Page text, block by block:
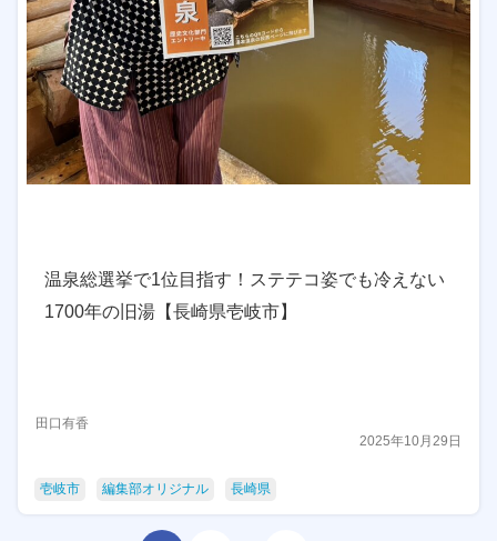
温泉総選挙で1位目指す！ステテコ姿でも冷えない
1700年の旧湯【長崎県壱岐市】
田口有香
2025年10月29日
壱岐市 編集部オリジナル 長崎県